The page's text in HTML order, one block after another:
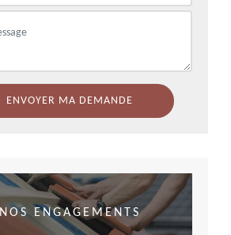
NOS ENGAGEMENTS